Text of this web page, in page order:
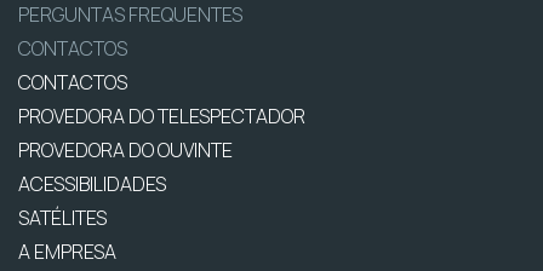
PERGUNTAS FREQUENTES
CONTACTOS
CONTACTOS
PROVEDORA DO TELESPECTADOR
PROVEDORA DO OUVINTE
ACESSIBILIDADES
SATÉLITES
A EMPRESA